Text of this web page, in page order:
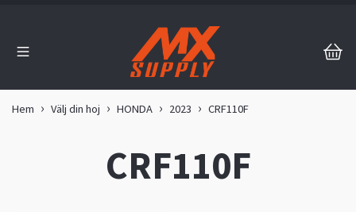
Hem Välj din hoj HONDA 2023 CRF110F
CRF110F